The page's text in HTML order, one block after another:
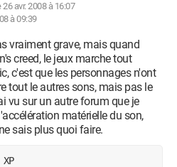
avr. 2008 à 16:07
à 09:39
vraiment grave, mais quand
creed, le jeux marche tout
c'est que les personnages n'ont
tout le autres sons, mais pas le
vu sur un autre forum que je
matérielle du son,
sais plus quoi faire.